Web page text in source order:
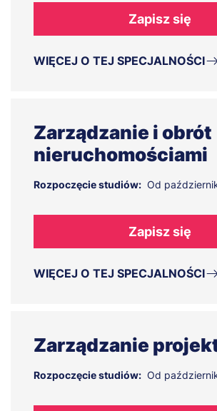
Zapisz się
WIĘCEJ O TEJ SPECJALNOŚCI
Zarządzanie i obrót
nieruchomościami
Rozpoczęcie studiów: Od
Zapisz się
WIĘCEJ O TEJ SPECJALNOŚCI
Zarządzanie
Rozpoczęcie studiów: Od